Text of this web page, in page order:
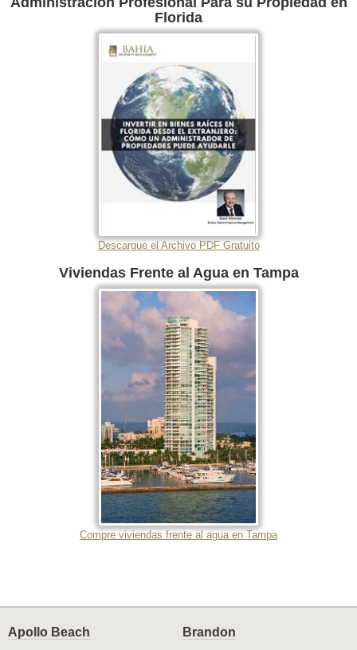
Florida
Descargue el Archivo PDF Gratuito
Viviendas Frente al Agua en Tampa
Compre viviendas frente al agua en Tampa
Apollo Beach
Brandon